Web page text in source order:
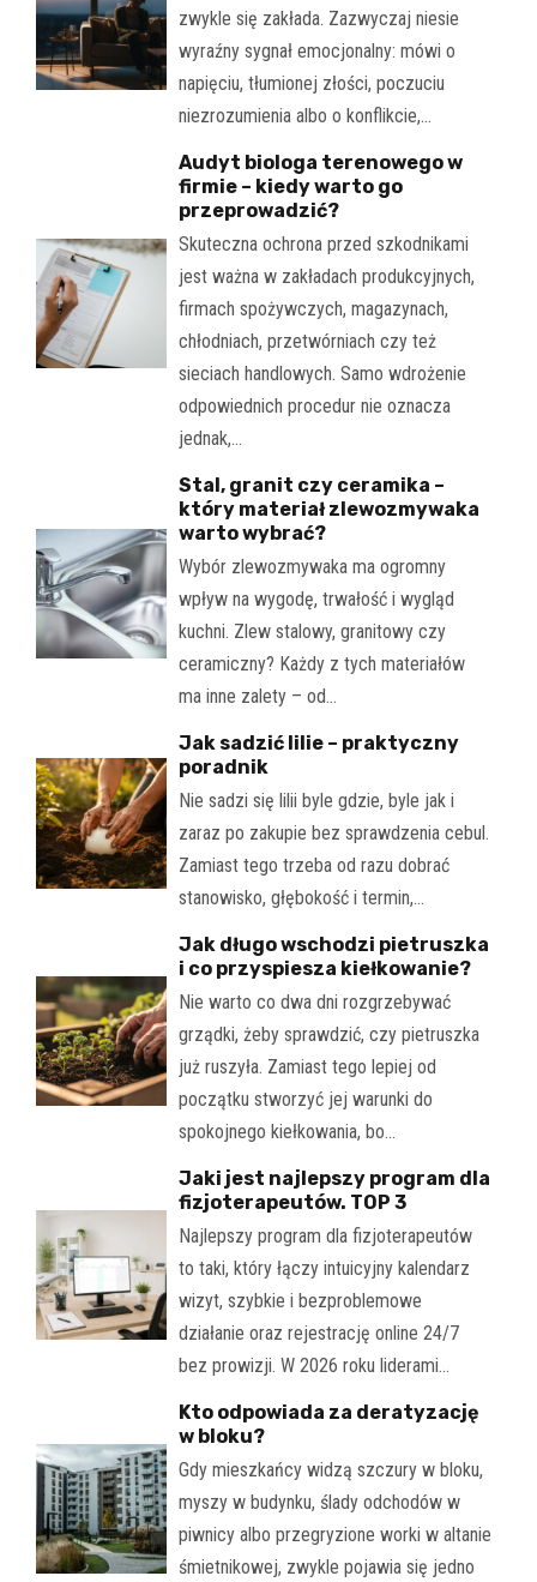
zwykle się zakłada. Zazwyczaj niesie
wyraźny sygnał emocjonalny: mówi o
napięciu, tłumionej złości, poczuciu
niezrozumienia albo o konflikcie,…
Audyt biologa terenowego w
firmie – kiedy warto go
przeprowadzić?
Skuteczna ochrona przed szkodnikami
jest ważna w zakładach produkcyjnych,
firmach spożywczych, magazynach,
chłodniach, przetwórniach czy też
sieciach handlowych. Samo wdrożenie
odpowiednich procedur nie oznacza
jednak,…
Stal, granit czy ceramika –
który materiał zlewozmywaka
warto wybrać?
Wybór zlewozmywaka ma ogromny
wpływ na wygodę, trwałość i wygląd
kuchni. Zlew stalowy, granitowy czy
ceramiczny? Każdy z tych materiałów
ma inne zalety – od…
Jak sadzić lilie – praktyczny
poradnik
Nie sadzi się lilii byle gdzie, byle jak i
zaraz po zakupie bez sprawdzenia cebul.
Zamiast tego trzeba od razu dobrać
stanowisko, głębokość i termin,…
Jak długo wschodzi pietruszka
i co przyspiesza kiełkowanie?
Nie warto co dwa dni rozgrzebywać
grządki, żeby sprawdzić, czy pietruszka
już ruszyła. Zamiast tego lepiej od
początku stworzyć jej warunki do
spokojnego kiełkowania, bo…
Jaki jest najlepszy program dla
fizjoterapeutów. TOP 3
Najlepszy program dla fizjoterapeutów
to taki, który łączy intuicyjny kalendarz
wizyt, szybkie i bezproblemowe
działanie oraz rejestrację online 24/7
bez prowizji. W 2026 roku liderami…
Kto odpowiada za deratyzację
w bloku?
Gdy mieszkańcy widzą szczury w bloku,
myszy w budynku, ślady odchodów w
piwnicy albo przegryzione worki w altanie
śmietnikowej, zwykle pojawia się jedno